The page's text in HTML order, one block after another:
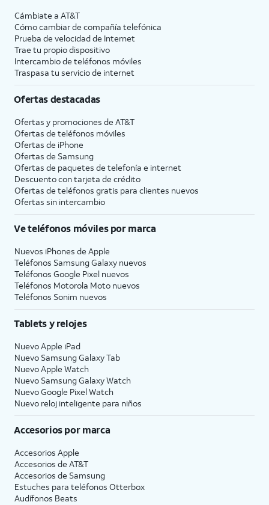
Cámbiate a AT&T
Cómo cambiar de compañía telefónica
Prueba de velocidad de Internet
Trae tu propio dispositivo
Intercambio de teléfonos móviles
Traspasa tu servicio de internet
Ofertas destacadas
Ofertas y promociones de AT&T
Ofertas de teléfonos móviles
Ofertas de iPhone
Ofertas de Samsung
Ofertas de paquetes de telefonía e internet
Descuento con tarjeta de crédito
Ofertas de teléfonos gratis para clientes nuevos
Ofertas sin intercambio
Ve teléfonos móviles por marca
Nuevos iPhones de Apple
Teléfonos Samsung Galaxy nuevos
Teléfonos Google Pixel nuevos
Teléfonos Motorola Moto nuevos
Teléfonos Sonim nuevos
Tablets y relojes
Nuevo Apple iPad
Nuevo Samsung Galaxy Tab
Nuevo Apple Watch
Nuevo Samsung Galaxy Watch
Nuevo Google Pixel Watch
Nuevo reloj inteligente para niños
Accesorios por marca
Accesorios Apple
Accesorios de AT&T
Accesorios de Samsung
Estuches para teléfonos Otterbox
Audífonos Beats